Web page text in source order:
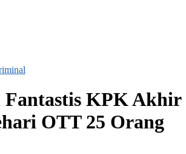
Fantastis KPK Akhir
OTT 25 Orang